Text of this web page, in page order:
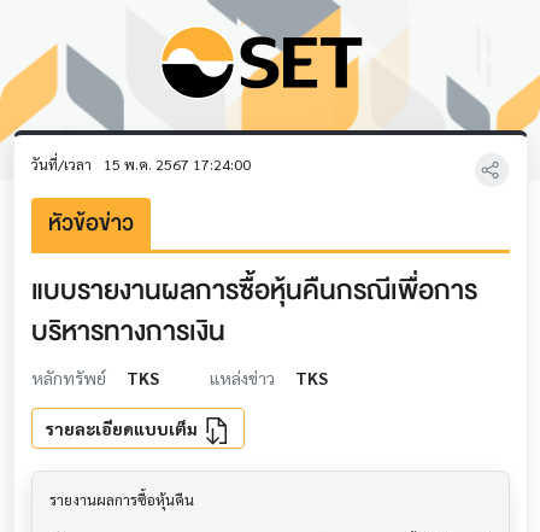
วันที่/เวลา 15 พ.ค. 2567 17:24:00
หัวข้อข่าว
แบบรายงานผลการซื้อหุ้นคืนกรณีเพื่อการ
บริหารทางการเงิน
หลักทรัพย์ TKS แหล่งข่าว TKS
รายละเอียดแบบเต็ม
รายงานผลการซื้อหุ้นคืน